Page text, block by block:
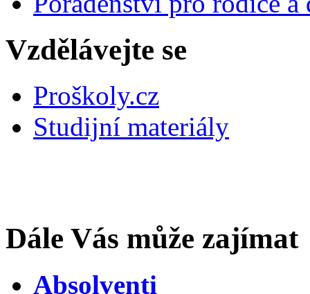
Vzdělávejte se
Proškoly.cz
Studijní materiály
Dále Vás může zajímat
Absolventi